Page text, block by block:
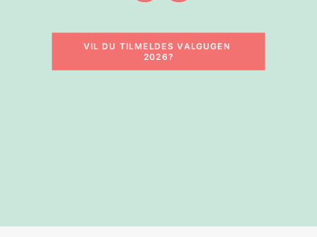
VIL DU TILMELDES VALGUGEN
2026?